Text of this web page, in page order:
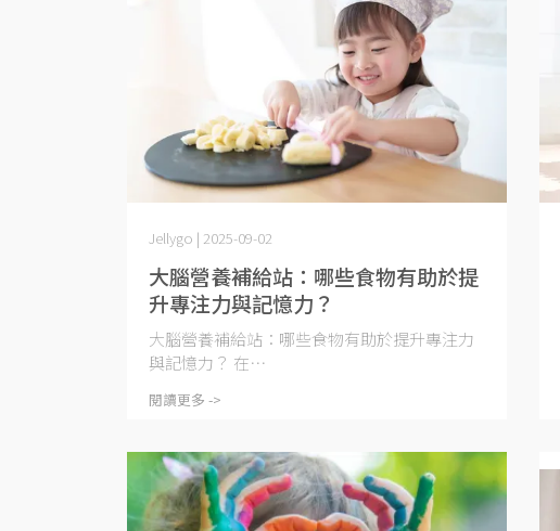
大腦營養補給站：哪些食物有助於提
升專注力與記憶力？
Jellygo | 2025-09-02
大腦營養補給站：哪些食物有助於提升專注力
與記憶力？ 在⋯
閱讀更多 ->